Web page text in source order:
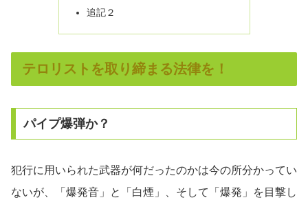
追記２
テロリストを取り締まる法律を！
パイプ爆弾か？
犯行に用いられた武器が何だったのかは今の所分かってい
ないが、「爆発音」と「白煙」、そして「爆発」を目撃し